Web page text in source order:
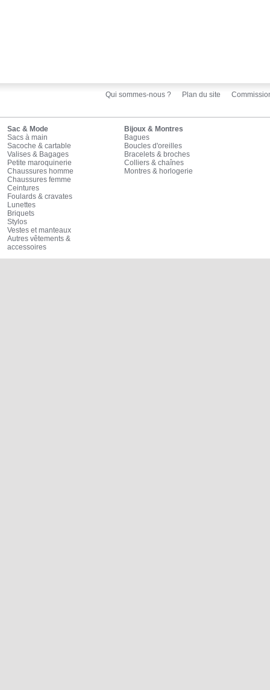
Qui sommes-nous ? Plan du site
Sac & Mode
Sacs à main
Sacoche & cartable
Valises & Bagages
Petite maroquinerie
Chaussures homme
Chaussures femme
Ceintures
Foulards & cravates
Lunettes
Briquets
Stylos
Vestes et manteaux
Autres vêtements &
accessoires
Bijoux & Montres
Bagues
Boucles d'oreilles
Bracelets & broches
Colliers & chaînes
Montres & horlogerie